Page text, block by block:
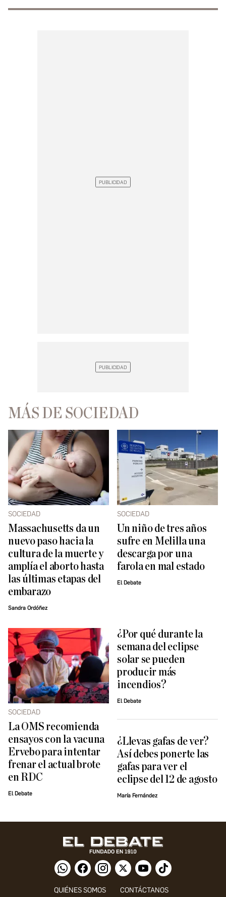
MÁS DE SOCIEDAD
SOCIEDAD
Massachusetts da un
nuevo paso hacia la
cultura de la muerte y
amplía el aborto hasta
las últimas etapas del
embarazo
Sandra Ordóñez
SOCIEDAD
Un niño de tres años
sufre en Melilla una
descarga por una
farola en mal estado
El Debate
SOCIEDAD
La OMS recomienda
ensayos con la vacuna
Ervebo para intentar
frenar el actual brote
en RDC
El Debate
¿Por qué durante la
semana del eclipse
solar se pueden
producir más
incendios?
El Debate
¿Llevas gafas de ver?
Así debes ponerte las
gafas para ver el
eclipse del 12 de agosto
María Fernández
QUIÉNES SOMOS CONTÁCTANOS